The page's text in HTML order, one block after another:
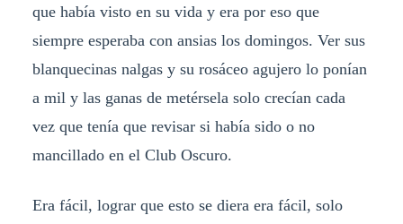
que había visto en su vida y era por eso que
siempre esperaba con ansias los domingos. Ver sus
blanquecinas nalgas y su rosáceo agujero lo ponían
a mil y las ganas de metérsela solo crecían cada
vez que tenía que revisar si había sido o no
mancillado en el Club Oscuro.
Era fácil, lograr que esto se diera era fácil, solo